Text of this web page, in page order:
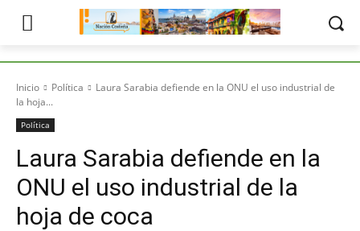
Inicio Política
Laura Sarabia defiende en la ONU el uso industrial de
la hoja...
Política
Laura Sarabia defiende en la
ONU el uso industrial de la
hoja de coca